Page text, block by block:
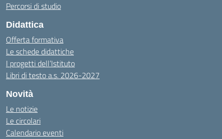
Percorsi di studio
Didattica
Offerta formativa
Le schede didattiche
I progetti dell’Istituto
Libri di testo a.s. 2026-2027
Novità
Le notizie
Le circolari
Calendario eventi